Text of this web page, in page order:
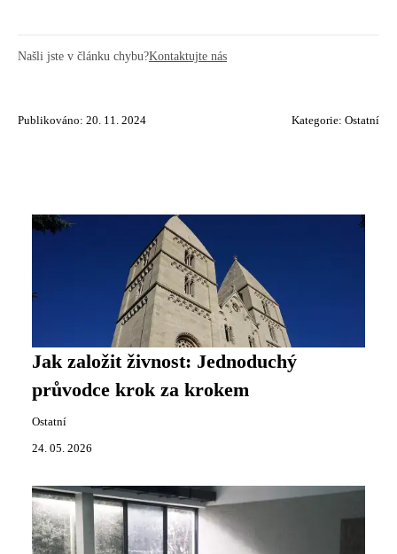
Našli jste v článku chybu?Kontaktujte nás
Publikováno: 20. 11. 2024 Kategorie: Ostatní
Jak založit živnost: Jednoduchý
průvodce krok za krokem
Ostatní
24. 05. 2026